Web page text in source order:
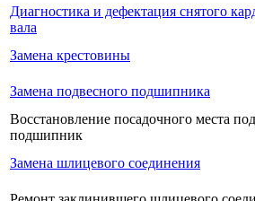
Диагностика и дефектация снятого
вала
Замена крестовины
Замена подвесного подшипника
Восстановление посадочного места
подшипник
Замена шлицевого соединения